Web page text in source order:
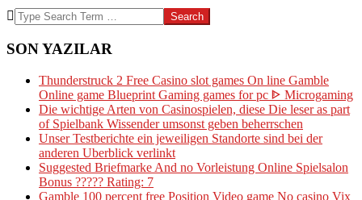
Search
SON YAZILAR
Thunderstruck 2 Free Casino slot games On line Gamble
Online game Blueprint Gaming games for pc ᐈ Microgaming
Die wichtige Arten von Casinospielen, diese Die leser as part
of Spielbank Wissender umsonst geben beherrschen
Unser Testberichte ein jeweiligen Standorte sind bei der
anderen Uberblick verlinkt
Suggested Briefmarke And no Vorleistung Online Spielsalon
Bonus ????? Rating: 7
Gamble 100 percent free Position Video game No casino Vix